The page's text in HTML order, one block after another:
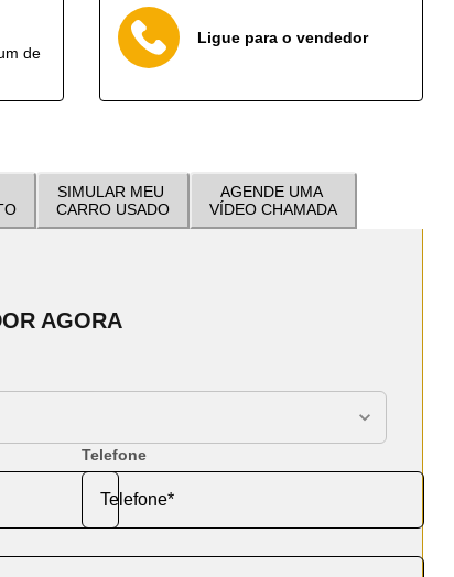
de
Ligue para o vendedor
SIMULAR MEU
CARRO USADO
AGENDE UMA
VÍDEO CHAMADA
AGORA
Telefone